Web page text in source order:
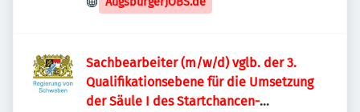
Sachbearbeiter (m/w/d) vglb. der 3.
Qualifikationsebene für die Umsetzung
der Säule I des Startchancen-